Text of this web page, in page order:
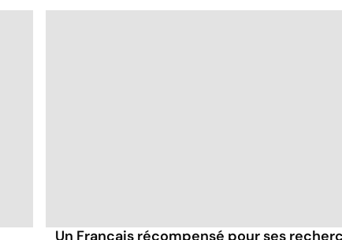
Un Français récompensé pour ses